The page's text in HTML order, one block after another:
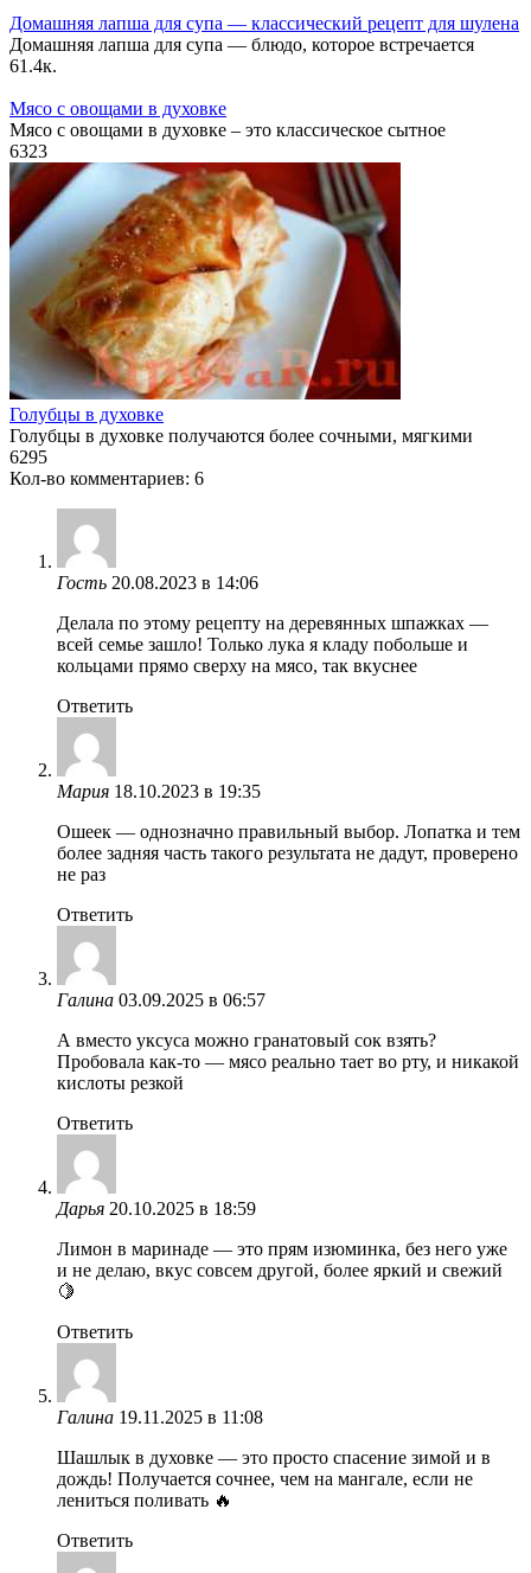
Домашняя лапша для супа — классический рецепт для шулена
Домашняя лапша для супа — блюдо, которое встречается
61.4к.
Мясо с овощами в духовке
Мясо с овощами в духовке – это классическое сытное
6323
Голубцы в духовке
Голубцы в духовке получаются более сочными, мягкими
6295
Кол-во комментариев: 6
Гость 20.08.2023 в 14:06
Делала по этому рецепту на деревянных шпажках —
всей семье зашло! Только лука я кладу побольше и
кольцами прямо сверху на мясо, так вкуснее
Ответить
Мария 18.10.2023 в 19:35
Ошеек — однозначно правильный выбор. Лопатка и тем
более задняя часть такого результата не дадут, проверено
не раз
Ответить
Галина 03.09.2025 в 06:57
А вместо уксуса можно гранатовый сок взять?
Пробовала как-то — мясо реально тает во рту, и никакой
кислоты резкой
Ответить
Дарья 20.10.2025 в 18:59
Лимон в маринаде — это прям изюминка, без него уже
и не делаю, вкус совсем другой, более яркий и свежий
🍋
Ответить
Галина 19.11.2025 в 11:08
Шашлык в духовке — это просто спасение зимой и в
дождь! Получается сочнее, чем на мангале, если не
лениться поливать 🔥
Ответить